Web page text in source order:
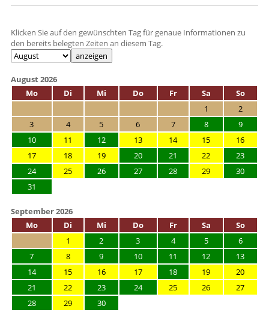
Klicken Sie auf den gewünschten Tag für genaue Informationen zu
den bereits belegten Zeiten an diesem Tag.
August 2026
Mo
Di Mi Do Fr Sa
So
1
2
3
4 5 6 7 8
9
10
11 12 13 14 15
16
17
18 19 20 21 22
23
24
25 26 27 28 29
30
31
September 2026
Mo
Di Mi Do Fr Sa
So
1
2 3 4 5
6
7
8 9 10 11 12
13
14
15 16 17 18 19
20
21
22 23 24 25 26
27
28
29 30